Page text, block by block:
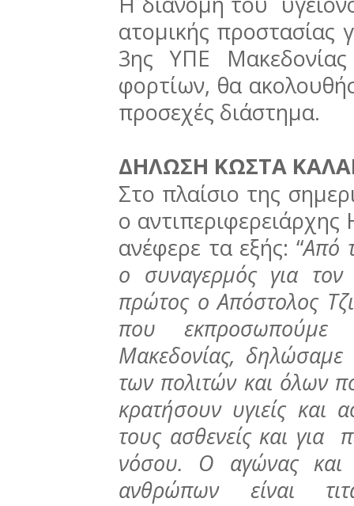
ατομικής προστασίας
3ης ΥΠΕ
φορτίων, θα
προσεχές διάστημα.
ΔΗΛΩΣΗ ΚΩΣΤΑ
Στο πλαίσιο της
ο
ανέφερε τα εξής: “Από
ο συναγερμός για
πρώτος ο Απόστολος
που εκπροσωπούμε
Μακεδονίας,
των πολιτών και όλων
κρατήσουν υγιείς και
τους ασθενείς και για
νόσου. Ο αγώνας
ανθρώπων είναι